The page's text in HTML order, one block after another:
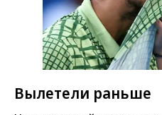
Вылетели раньше